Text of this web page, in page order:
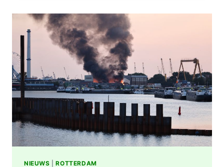
IN
WATER,
POLITIE
ONDERZOEKT
INCIDENT
AAN
SLACHTHUISKADE
ROTTERDAM
NIEUWS |ROTTERDAM